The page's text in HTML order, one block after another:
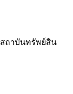
สถาบันทรัพย์สิน